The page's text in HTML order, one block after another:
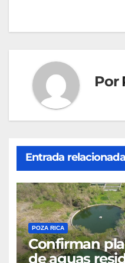
Por
Entrada relacionada
POZA RICA
Confirman
de aguas